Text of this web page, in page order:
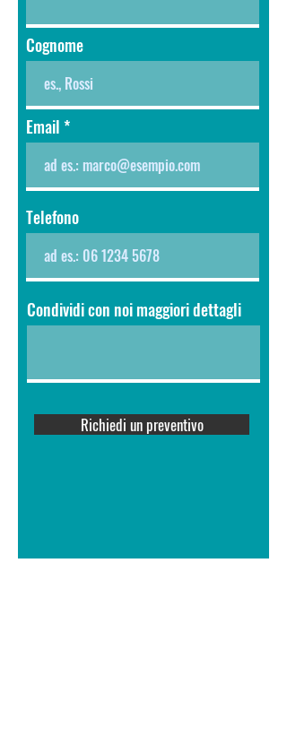
Cognome
Email
Telefono
Condividi con noi maggiori dettagli
Richiedi un preventivo